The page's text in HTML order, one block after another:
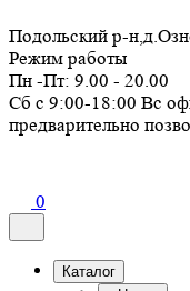
Подольский р-
Режим работы
Пн -Пт: 9.00 - 20.00
Сб с 9:00-18:00 Вс
предварительно
0
Каталог